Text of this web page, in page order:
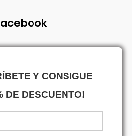
Y CONSIGUE
DE DESCUENTO!